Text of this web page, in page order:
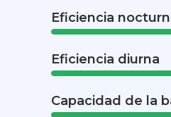
Eficiencia
Eficiencia diurna
Capacidad de la